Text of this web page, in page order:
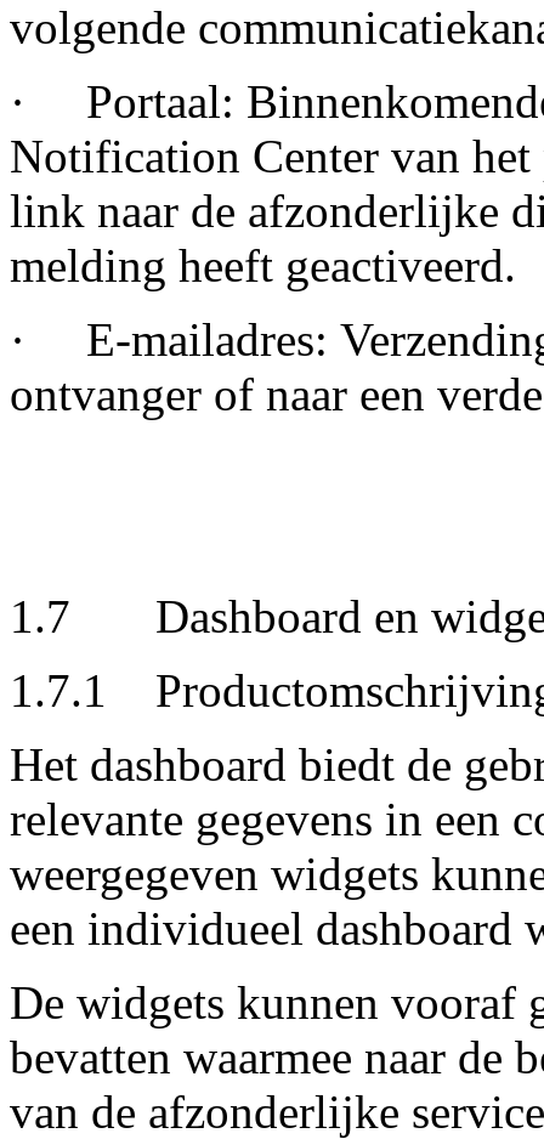
volgende
· Portaal:
Notification Center van het
link naar de afzonderlijke
melding heeft geactiveerd.
· E-mailadres:
ontvanger of naar een
1.7 Dashboard en
1.7.1
Het dashboard biedt de
relevante gegevens in een
weergegeven widgets
een individueel dashboard
De widgets kunnen vooraf
bevatten waarmee naar de
van de afzonderlijke